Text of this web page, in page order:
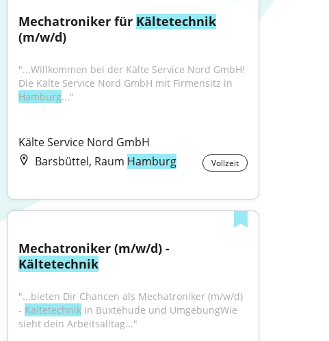
Mechatroniker für Kältetechnik
(m/w/d)
"...Willkommen bei der Kälte Service Nord GmbH!
Hamburg..."
Kälte Service Nord GmbH
Barsbüttel, Raum Hamburg Vollzeit
Mechatroniker (m/w/d) -
Kältetechnik
"...bieten Dir Chancen als Mechatroniker (m/w/d)
- Kältetechnik in Buxtehude und UmgebungWie
sieht dein Arbeitsalltag..."